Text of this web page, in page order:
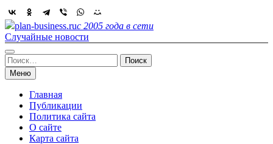
Skip
to
content
plan-business.ruс 2005 года в сети
Случайные новости
Найти:
Меню
Главная
Публикации
Политика сайта
О сайте
Карта сайта